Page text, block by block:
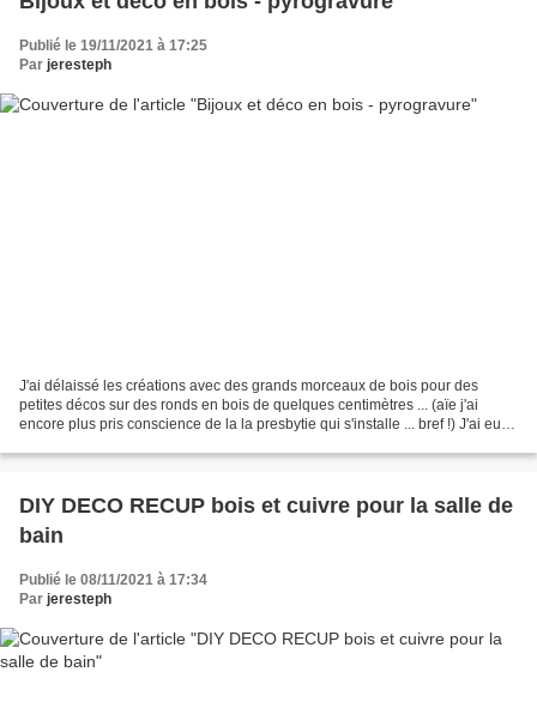
Publié le 19/11/2021 à 17:25
Par jeresteph
J'ai délaissé les créations avec des grands morceaux de bois pour des
petites décos sur des ronds en bois de quelques centimètres ... (aïe j'ai
encore plus pris conscience de la la presbytie qui s'installe ... bref !) J'ai eu la
DIY DECO RECUP bois et cuivre pour la salle de
bain
Publié le 08/11/2021 à 17:34
Par jeresteph